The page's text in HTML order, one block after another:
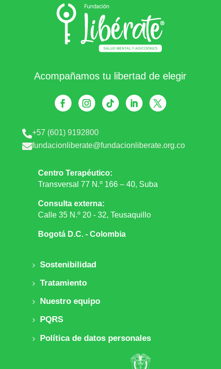
Acompañamos tu libertad de elegir
+57 (601) 9192800
fundacionliberate@fundacionliberate.org.co
Centro Terapéutico:
Transversal 77 N.º 166 – 40, Suba
Consulta externa:
Calle 35 N.º 20 - 32, Teusaquillo
Bogotá D.C. - Colombia
Sostenibilidad
Tratamiento
Nuestro equipo
PQRS
Política de datos personales